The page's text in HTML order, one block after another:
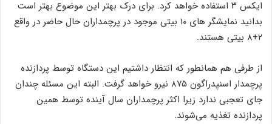
ایکس ۳ استفاده خواهد کرد. برای درک بهتر این موضوع بهتر است
بدانید نمایشگر های ۱۰ بیتی موجود در پرچمداران حال حاضر در واقع
۲+۸ بیتی هستند.
از طرفی هم همانطور که انتظار داشتیم این دستگاه توسط پردازنده
پرچمدار اسنپدراگون ۸۷۵ نیرو خواهد گرفت. البته این مسئله چندان
جای تعجبی ندارد زیرا اکثر پرچمداران سال آینده توسط همین
پردازنده تغذیه می‌شوند‌‌.